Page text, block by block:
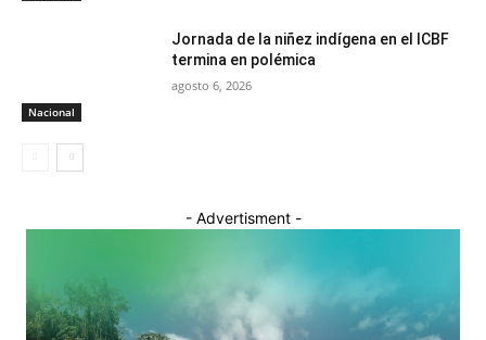
Nacional
Jornada de la niñez indígena en el ICBF
termina en polémica
agosto 6, 2026
- Advertisment -